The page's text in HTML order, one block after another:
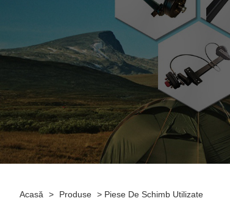
Acasă > Produse > Piese De Schimb Utilizate